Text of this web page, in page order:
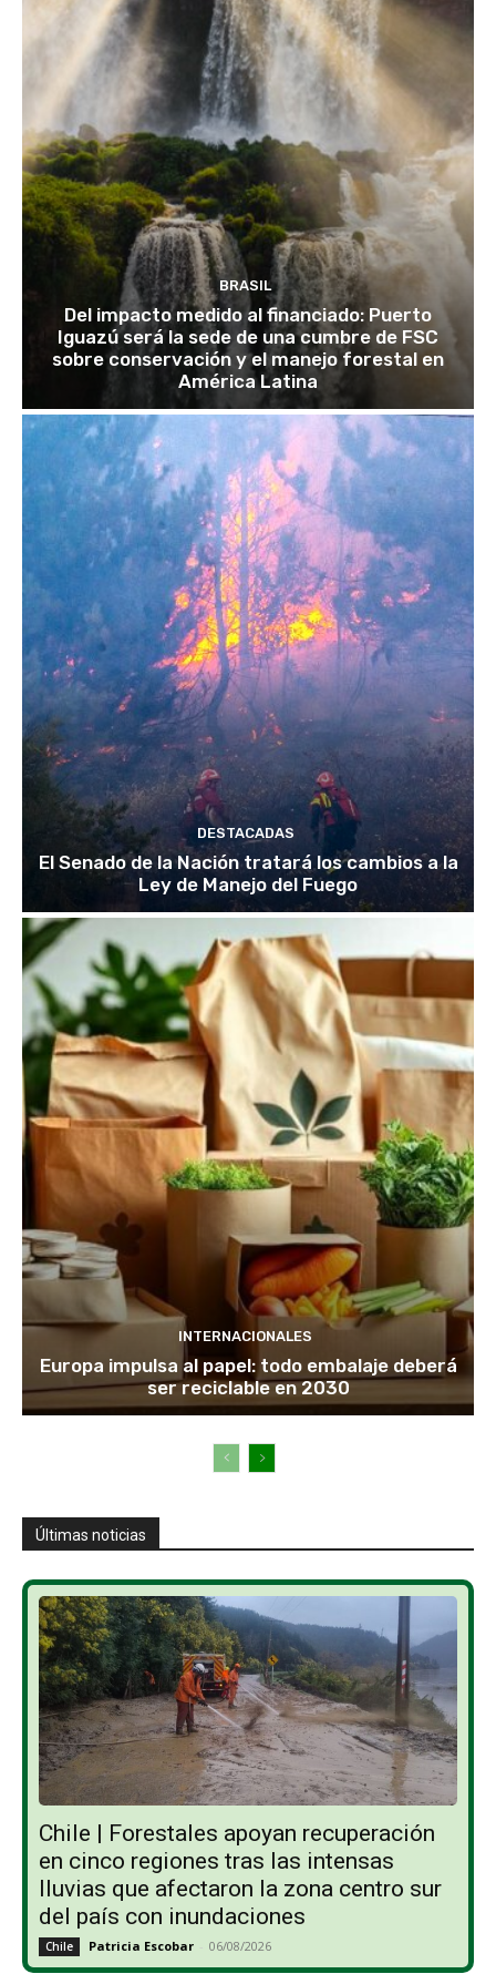
BRASIL
Del impacto medido al financiado: Puerto
Iguazú será la sede de una cumbre de FSC
sobre conservación y el manejo forestal en
América Latina
DESTACADAS
El Senado de la Nación tratará los cambios a la
Ley de Manejo del Fuego
INTERNACIONALES
Europa impulsa al papel: todo embalaje deberá
ser reciclable en 2030
Últimas noticias
Chile | Forestales apoyan recuperación
en cinco regiones tras las intensas
lluvias que afectaron la zona centro sur
del país con inundaciones
Chile Patricia Escobar - 06/08/2026